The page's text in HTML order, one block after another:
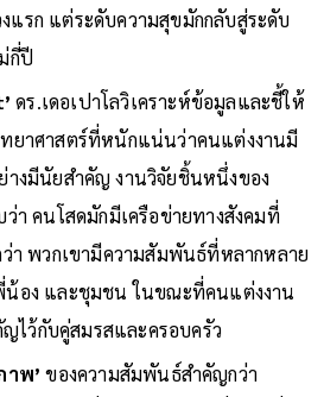
แรก แต่ระดับความสุขมักกลับสู่ระดับ
กี่ปี
ดร.เดอเปาโลวิเคราะห์ข้อมูลและชี้ให้
ยาศาสตร์ที่หนักแน่นว่าคนแต่งงานมี
างมีนัยสำคัญ งานวิจัยชิ้นหนึ่งของ
า คนโสดมักมีเครือข่ายทางสังคมที่
ว่า พวกเขามีความสัมพันธ์ที่หลากหลาย
อง และชุมชน ในขณะที่คนแต่งงาน
ไว้กับคู่สมรสและครอบครัว
าพ’ของความสัมพันธ์สำคัญกว่า